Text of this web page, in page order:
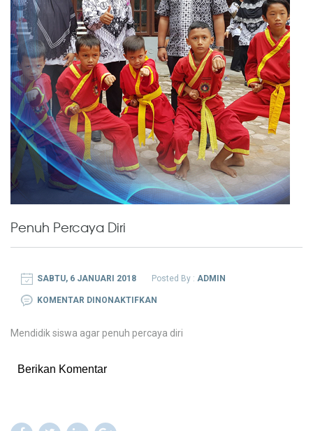
Penuh Percaya Diri
SABTU, 6 JANUARI 2018 Posted By : ADMIN
KOMENTAR DINONAKTIFKAN
PERCAYA
Mendidik siswa agar penuh percaya diri
Berikan Komentar